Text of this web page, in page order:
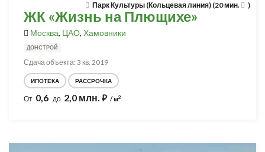
Парк Культуры (Кольцевая линия) (20 мин. )
ЖК «Жизнь на Плющихе»
Москва, ЦАО, Хамовники
ДОНСТРОЙ
Сдача объекта: 3 кв. 2019
ИПОТЕКА РАССРОЧКА
От 0,6 до 2,0 млн. ⃏ / м2